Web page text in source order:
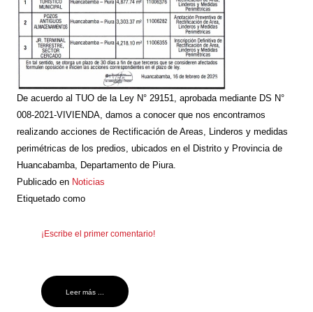
De acuerdo al TUO de la Ley N° 29151, aprobada mediante DS N°
008-2021-VIVIENDA, damos a conocer que nos encontramos
realizando acciones de Rectificación de Areas, Linderos y medidas
perimétricas de los predios, ubicados en el Distrito y Provincia de
Huancabamba, Departamento de Piura.
Publicado en Noticias
Etiquetado como
¡Escribe el primer comentario!
Leer más ...